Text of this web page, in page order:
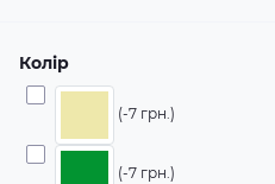
Колір
(-7 грн.)
(-7 грн.)